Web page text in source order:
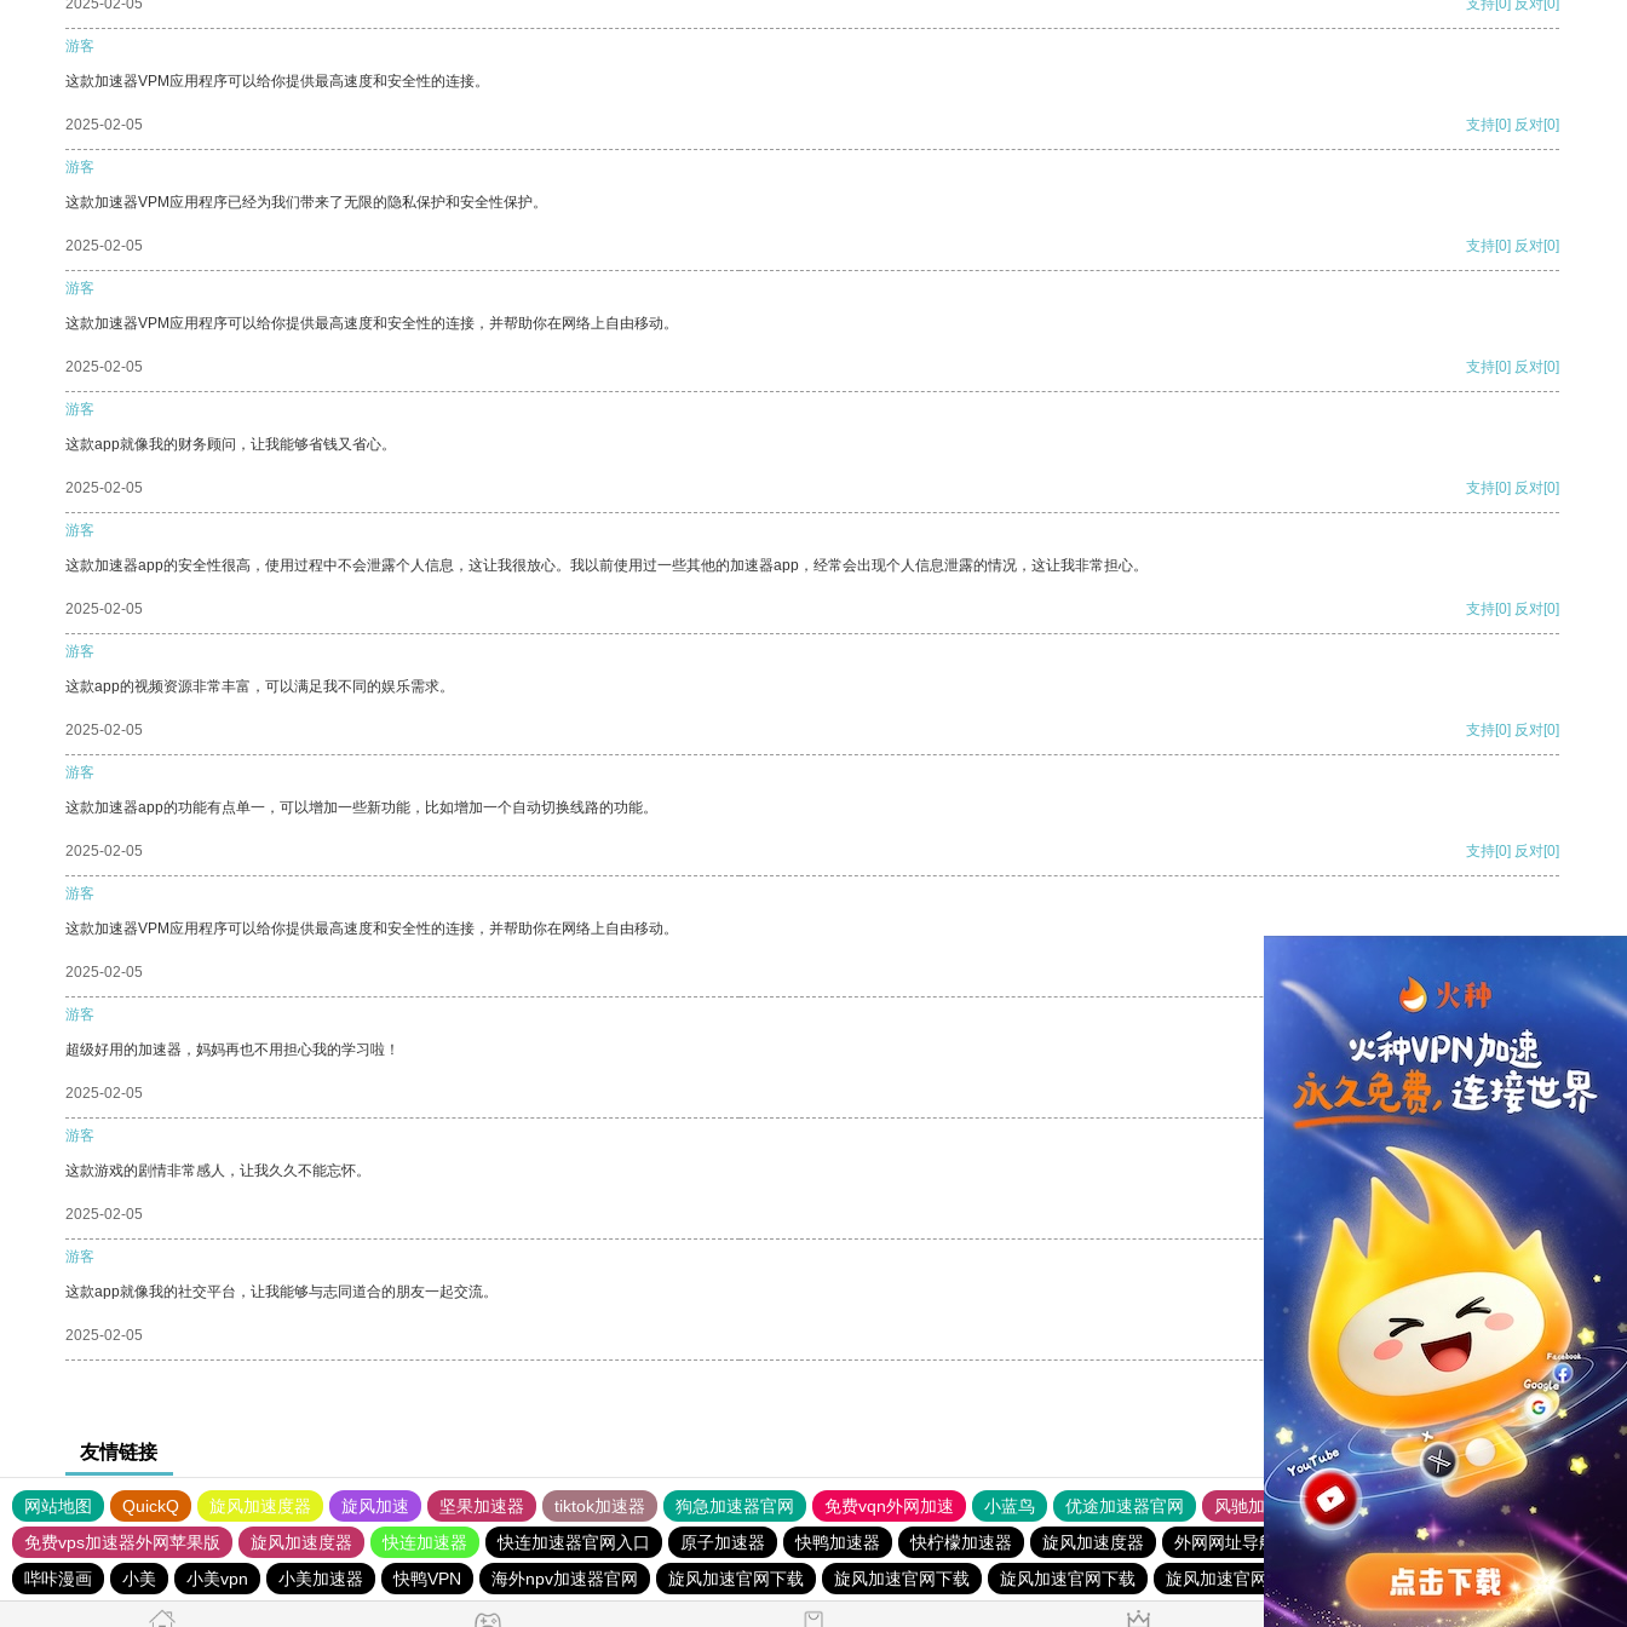
2025-02-05 支持[0] 反对[0]
游客
这款加速器VPM应用程序可以给你提供最高速度和安全性的连接。
2025-02-05 支持[0] 反对[0]
游客
这款加速器VPM应用程序已经为我们带来了无限的隐私保护和安全性保护。
2025-02-05 支持[0] 反对[0]
游客
这款加速器VPM应用程序可以给你提供最高速度和安全性的连接，并帮助你在网络上自由移动。
2025-02-05 支持[0] 反对[0]
游客
这款app就像我的财务顾问，让我能够省钱又省心。
2025-02-05 支持[0] 反对[0]
游客
这款加速器app的安全性很高，使用过程中不会泄露个人信息，这让我很放心。我以前使用过一些其他的加速器app，经常会出现个人信息泄露的情况，这让我非常担心。
2025-02-05 支持[0] 反对[0]
游客
这款app的视频资源非常丰富，可以满足我不同的娱乐需求。
2025-02-05 支持[0] 反对[0]
游客
这款加速器app的功能有点单一，可以增加一些新功能，比如增加一个自动切换线路的功能。
2025-02-05 支持[0] 反对[0]
游客
这款加速器VPM应用程序可以给你提供最高速度和安全性的连接，并帮助你在网络上自由移动。
2025-02-05
游客
超级好用的加速器，妈妈再也不用担心我的学习啦！
2025-02-05 支持 [0] 反对[0]
游客
这款游戏的剧情非常感人，让我久久不能忘怀。
2025-02-05 支持[0] 反对
游客
这款app就像我的社交平台，让我能够与志同道合的朋友一起交流。
2025-02-05 支持[0] 反对[0]
友情链接
网站地图 QuickQ 旋风加速度器 旋风加速 坚果加速器 tiktok加速器 狗急加速器官网 免费vqn外网加速 小蓝鸟 优途加速器官网 风驰加速器
旋风加速器
免费vps加速器外网苹果版
旋风加速度器 快连加速器 快连加速器官网入口 原子加速器 快鸭加速器 快柠檬加速器 旋风加速度器 外网网址导航 软件中心 雷霆加速
狂飙加速器
哔咔漫画
小美 小美vpn 小美加速器 快鸭VPN 海外npv加速器官网 旋风加速官网下载 旋风加速官网下载 旋风加速官网下载 旋风加速官网下载